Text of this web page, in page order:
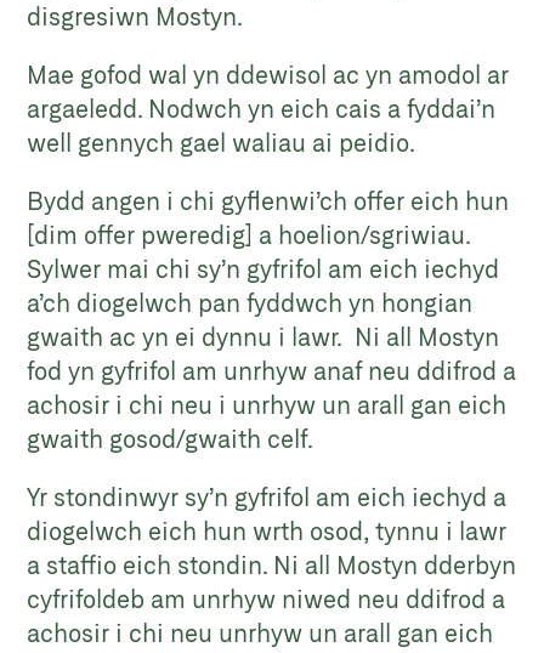
disgresiwn Mostyn.
Mae gofod wal yn ddewisol ac yn amodol ar
argaeledd. Nodwch yn eich cais a fyddai’n
well gennych gael waliau ai peidio.
Bydd angen i chi gyflenwi’ch offer eich hun
[dim offer pweredig] a hoelion/sgriwiau.
Sylwer mai chi sy’n gyfrifol am eich iechyd
a’ch diogelwch pan fyddwch yn hongian
gwaith ac yn ei dynnu i lawr. Ni all Mostyn
fod yn gyfrifol am unrhyw anaf neu ddifrod a
achosir i chi neu i unrhyw un arall gan eich
gwaith gosod/gwaith celf.
Yr stondinwyr sy’n gyfrifol am eich iechyd a
diogelwch eich hun wrth osod, tynnu i lawr
a staffio eich stondin. Ni all Mostyn dderbyn
cyfrifoldeb am unrhyw niwed neu ddifrod a
achosir i chi neu unrhyw un arall gan eich